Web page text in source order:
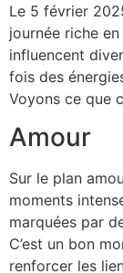
Le 5 février
journée riche
influencent
fois des
Voyons ce que
Amour
Sur le plan
moments
marquées par
C’est un bon
renforcer les